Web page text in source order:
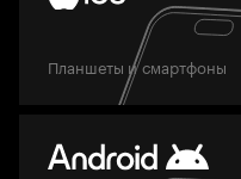
Планшеты и смартфоны